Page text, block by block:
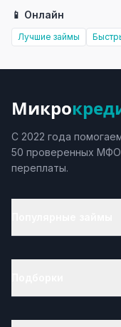
📱 Онлайн
Лучшие займы
Микро
С 2022 года
50 проверенных МФО,
переплаты.